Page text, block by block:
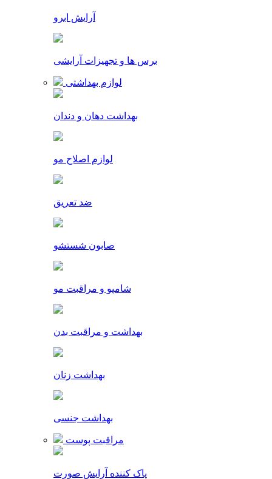
آرایش ابرو
برس ها و تجهیزات آرایشی
لوازم بهداشتی
بهداشت دهان و دندان
لوازم اصلاح مو
ضد تعریق
صابون شستشو
شامپو و مراقبت مو
بهداشت و مراقبت بدن
بهداشت زنان
بهداشت جنسی
مراقبت پوست
پاک کننده آرایش صورت